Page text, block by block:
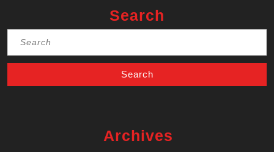
Search
Archives